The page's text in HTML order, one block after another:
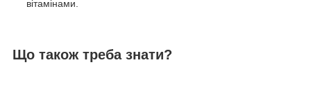
вітамінами.
Що також треба знати?